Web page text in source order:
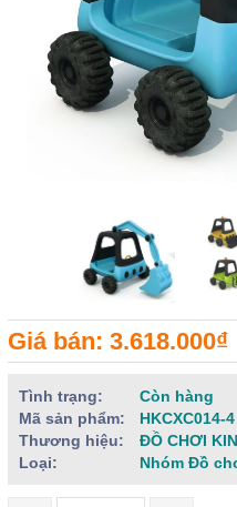
Giá bán: 3.618.000₫
Tình trạng:
Còn hàng
Mã sản phẩm:
HKCXC014-4
Thương hiệu:
ĐỒ CHƠI
Loại:
Nhóm Đồ